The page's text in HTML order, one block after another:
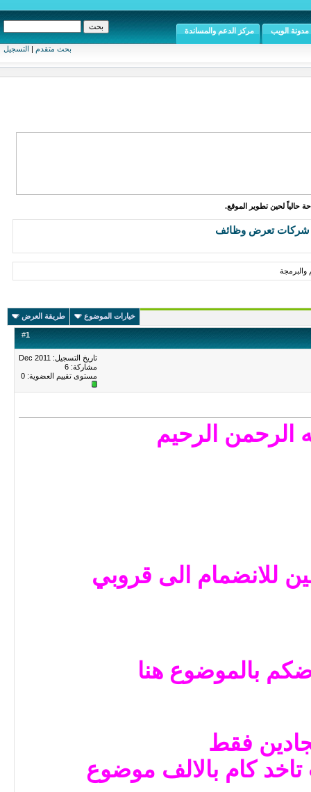
بحث متقدم | التسجيل
مدونة الويب مركز الدعم والمساندة
حالياً لحين تطوير الموقع.
شركات تعرض وظائف
خيارات الموضوع طريقة العرض
#1
تاريخ التسجيل: Dec 2011
مشاركة: 6
مستوى تقييم العضوية: 0
الرحمن الرحيم
للانضمام الى قروبي
بالموضوع هنا
فقط
كام بالالف موضوع